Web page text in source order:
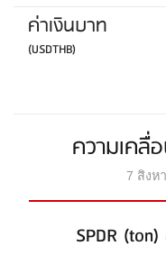
ค่าเงินบาท
(USDTHB)
ความเคลื่
7 สิงห
SPDR (ton)